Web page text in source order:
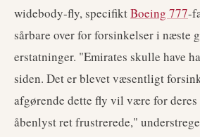
widebody-fly, specifiktBoeing 777-
sårbare over for forsinkelser i næste
erstatninger. "Emirates skulle have
siden. Det er blevet væsentligt
afgørende dette fly vil være for
åbenlyst ret frustrerede,"